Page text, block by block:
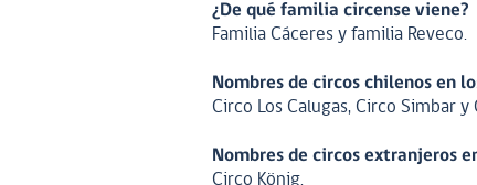
¿De qué familia circense viene?
Familia Cáceres y familia Reveco.
Nombres de circos chilenos en
Circo Los Calugas, Circo Simbar y
Nombres de circos extranjeros
Circo König.